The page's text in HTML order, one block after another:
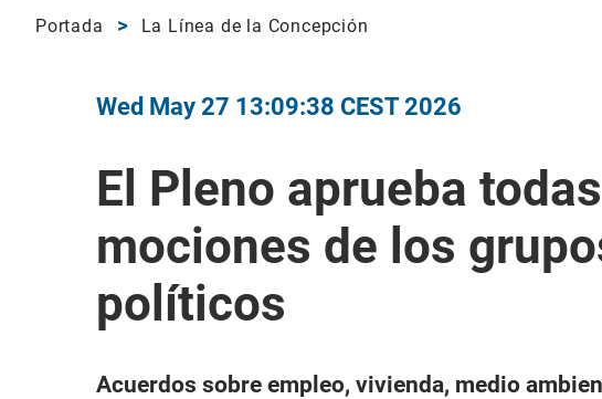
Portada La Línea de la Concepción
Wed May 27 13:09:38 CEST 2026
El Pleno aprueba
mociones de los
políticos
Acuerdos sobre empleo, vivienda, medio